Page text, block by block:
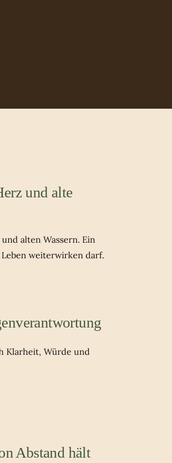
und alte
alten Wassern. Ein
weiterwirken darf.
Klarheit, Würde und
Abstand hält